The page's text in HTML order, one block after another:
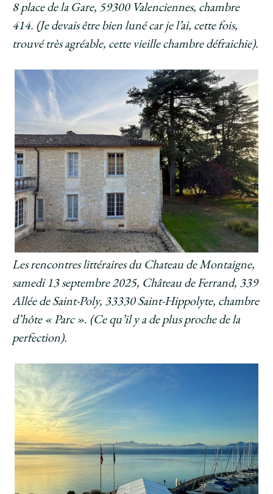
8 place de la Gare, 59300 Valenciennes, chambre
414. (Je devais être bien luné car je l’ai, cette fois,
trouvé très agréable, cette vieille chambre défraichie).
Les rencontres littéraires du Chateau de Montaigne,
samedi 13 septembre 2025, Château de Ferrand, 339
Allée de Saint-Poly, 33330 Saint-Hippolyte, chambre
d’hôte « Parc ». (Ce qu’il y a de plus proche de la
perfection).